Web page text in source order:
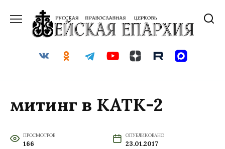
содержанию
митинг в КАТК-2
ПРОСМОТРОВ
166
ОПУБЛИКОВАНО
23.01.2017